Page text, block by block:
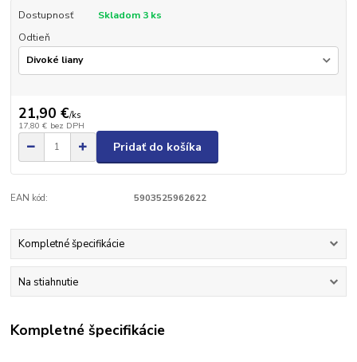
Dostupnosť
Skladom 3 ks
Odtieň
21,90 €/ks
17,80 € bez DPH
Pridať do košíka
EAN kód: 5903525962622
Kompletné špecifikácie
Na stiahnutie
Kompletné špecifikácie